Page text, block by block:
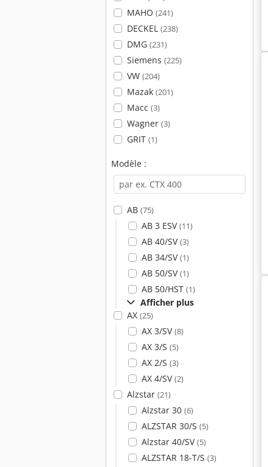
MAHO (241)
DECKEL (238)
DMG (231)
Siemens (225)
VW (204)
Mazak (201)
Macc (3)
Wagner (3)
GRIT (1)
Modèle :
AB (75)
AB 3 ESV(11)
AB 40/SV(3)
AB 34/SV(1)
AB 50/SV(1)
AB 50/HST (1)
Afficher plus
AX (25)
AX 3/SV(8)
AX 3/S (5)
AX 2/S (3)
AX 4/SV(2)
Alzstar (21)
Alzstar 30 (6)
ALZSTAR 30/S (5)
Alzstar 40/SV(5)
ALZSTAR 18-T/S (3)